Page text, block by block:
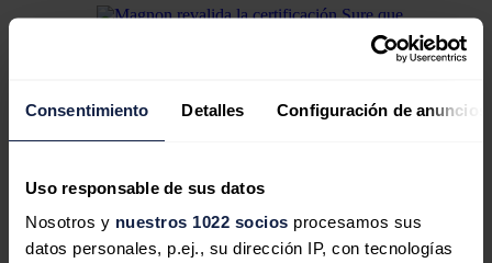
Consentimiento Detalles Configuración de anuncios
Uso responsable de sus datos
Nosotros y nuestros 1022 socios procesamos sus
datos personales, p.ej., su dirección IP, con tecnologías
Magnon revalida la certificación Sure